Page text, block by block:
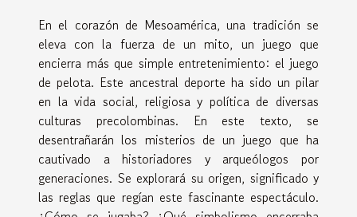
En el corazón de Mesoamérica, una tradición se
eleva con la fuerza de un mito, un juego que
encierra más que simple entretenimiento: el juego
de pelota. Este ancestral deporte ha sido un pilar
en la vida social, religiosa y política de diversas
culturas precolombinas. En este texto, se
desentrañarán los misterios de un juego que ha
cautivado a historiadores y arqueólogos por
generaciones. Se explorará su origen, significado y
las reglas que regían este fascinante espectáculo.